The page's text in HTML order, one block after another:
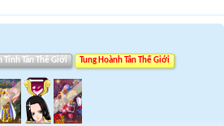
Tinh Tân Thế Giới Tung Hoành Tân Thế Giới